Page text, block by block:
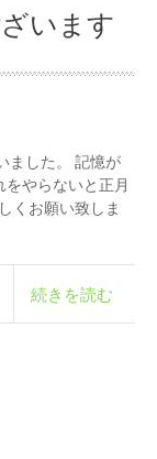
います
ました。 記憶が
やらないと正月
くお願い致しま
続きを読む